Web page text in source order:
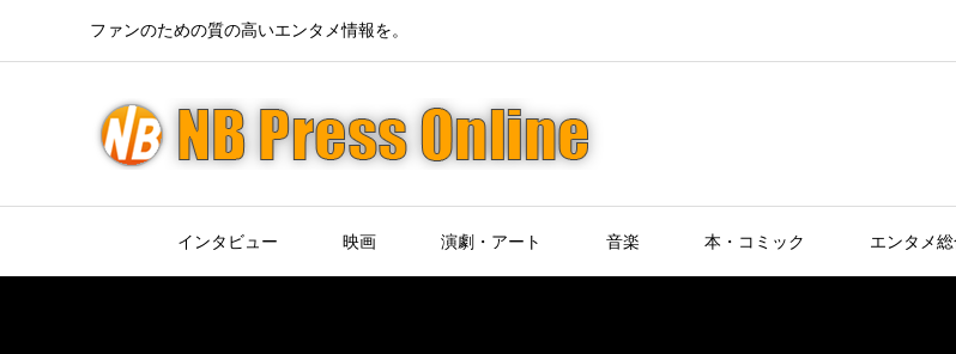
ファンのための質の高いエンタメ情報を。
インタビュー 映画 演劇・アート 音楽 本・コミック エンタメ